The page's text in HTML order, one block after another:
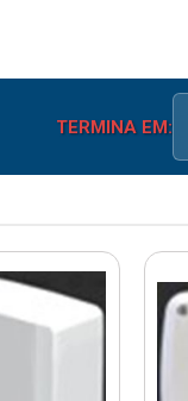
TERMINA EM: